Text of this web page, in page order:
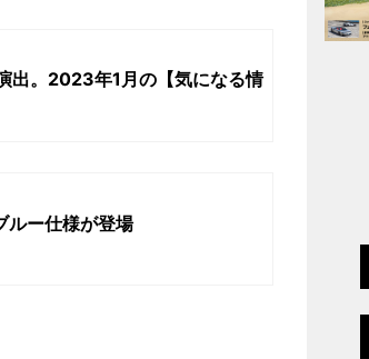
出。2023年1月の【気になる情
ー仕様が登場